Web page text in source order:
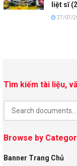
liệt sĩ
27/07/
Tìm kiếm tài liệu,
Browse by
Banner Trang Chủ